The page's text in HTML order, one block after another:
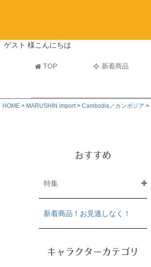
ゲスト 様こんにちは
TOP 新着商品
HOME MARUSHIN import Cambodia／カンボジア
おすすめ
特集
新着商品！お見逃しなく！
キャラクターカテゴリ